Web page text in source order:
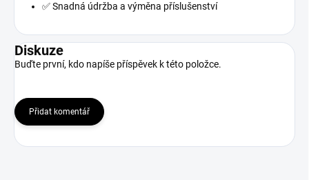
✅ Snadná údržba a výměna příslušenství
Diskuze
Buďte první, kdo napíše příspěvek k této položce.
Přidat komentář